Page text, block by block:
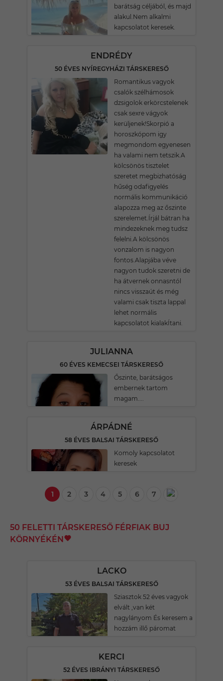
barátság céljából, és majd
alakul.Nem alkalmi
kapcsolatot keresek.
ENDRÉDY
50 ÉVES NYÍREGYHÁZI TÁRSKERESŐ
Romantikus vagyok
csalók szélhámosok
dzsigolok erkörcstelenek
csak sexre vágyok
kerüljenek!Skorpió a
horoszkópom igy
megmondom egyenesen
ha valami nem tetszik.A
kölcsönös tisztelet
szeretet megbizhatóság
hűség odafigyelés
normális kommunikáció
alapozza meg az őszinte
szerelemet.Írjál bátran ha
mindezeknek meg tudsz
felelni.A kölcsönös
vonzalom is nagyon
fontos.Alapjába véve
nagyon tudok szeretni de
ha átvernek onnasntól
nincs visszaút és még
valami csak tiszta lappal
lehet normális
kapcsolatot kialakÍtani.
JULIANNA
60 ÉVES KEMECSEI TÁRSKERESŐ
Őszinte, barátságos
embernek tartom
magam....
ÁRPÁDNÉ
58 ÉVES BALSAI TÁRSKERESŐ
Komoly kapcsolatot
keresek
1 2 3 4 5 6 7
50 FELETTI TÁRSKERESŐ FÉRFIAK BUJ
KÖRNYÉKÉN
LACKO
53 ÉVES BALSAI TÁRSKERESŐ
Sziasztok 52 éves vagyok
elvált ,van két
nagylányom És keresem a
hozzám illő páromat
KERCI
52 ÉVES IBRÁNYI TÁRSKERESŐ